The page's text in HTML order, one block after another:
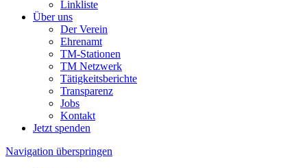
Linkliste
Über uns
Der Verein
Ehrenamt
TM-Stationen
TM Netzwerk
Tätigkeitsberichte
Transparenz
Jobs
Kontakt
Jetzt spenden
Navigation überspringen